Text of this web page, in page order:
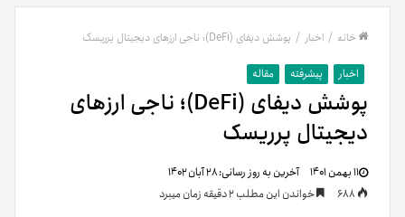
خانه / اخبار / پوشش دیفای (DeFi)؛ ناجی ارزهای دیجیتال پرریسک
اخبار پیشرفته مقاله
پوشش دیفای (DeFi)؛ ناجی ارزهای
دیجیتال پرریسک
۱۱ بهمن ۱۴۰۱ آخرین به روز رسانی:۲۸ آبان ۱۴۰۲
خواندن این مطلب 2 دقیقه زمان میبرد